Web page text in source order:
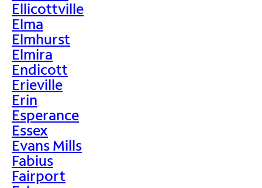
Ellicottville
Elma
Elmhurst
Elmira
Endicott
Erieville
Erin
Esperance
Essex
Evans Mills
Fabius
Fairport